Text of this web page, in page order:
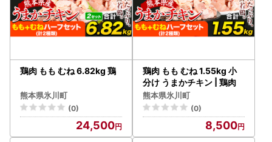
鶏肉 もも むね 6.82kg 鶏
熊本県氷川町
(0)
24,500
鶏肉 もも むね 1.55kg 小
分け うまかチキン | 鶏肉
熊本県氷川町
(0)
8,500